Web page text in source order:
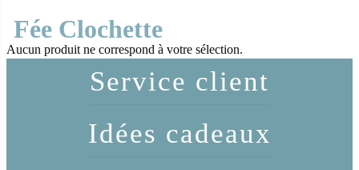
Fée Clochette
Aucun produit ne correspond à votre sélection.
Service client
Idées cadeaux